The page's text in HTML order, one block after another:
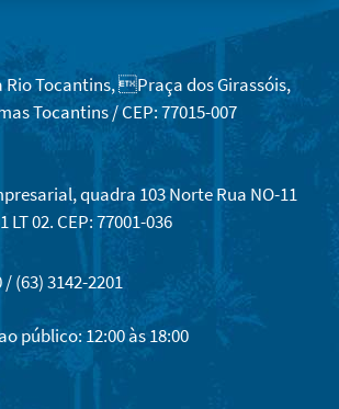
Rio Tocantins, Praça dos Girassóis,
Tocantins / CEP: 77015-007
quadra 103 Norte Rua NO-11
02. CEP: 77001-036
/ (63) 3142-2201
público: 12:00 às 18:00